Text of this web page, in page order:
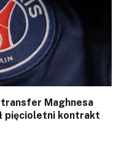
transfer Maghnesa
pięcioletni kontrakt